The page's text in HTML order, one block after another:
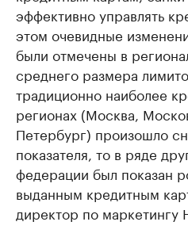
эффективно управлять
этом очевидные
были отмечены в
среднего размера
традиционно наиболее
регионах (Москва,
Петербург) произошло
показателя, то в ряде
федерации был показан
выданным кредитным
директор по маркетингу